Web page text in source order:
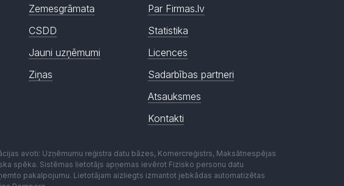
Zemesgrāmata
CSDD
Jauni uzņēmumi
Ziņas
Par Firmas.lv
Statistika
Licences
Sadarbības partneri
Atsauksmes
Kontakti
avoti: Uzņēmumu reģistra datu bāzes, Komercreģistrs, Maksātnespējas
spēka. Sistēmas lietotājs apņemas ievērot Fizisko personu datu
pakalpojumu. Lietotājam aizliegts izmantot jebkādas automatizētas